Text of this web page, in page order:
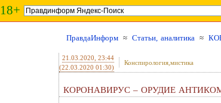
18+
ПравдаИнформ ≈ Статьи, аналитика ≈
21.03.2020 , 23:44
(22.03.2020 01:30)
Конспирология,мистика
КОРОНАВИРУС – ОРУДИЕ